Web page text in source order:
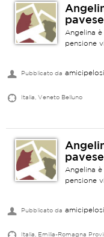
Angelina
pensione
Pubblicato da
Italia, Veneto Belluno
Angelina
pensione
Pubblicato da
Italia, Emilia-Romagna